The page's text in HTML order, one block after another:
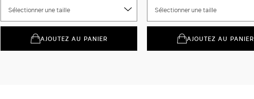
Sélectionner une taille
AJOUTEZ AU PANIER
Sélectionner une taille
AJOUTEZ AU PANIER